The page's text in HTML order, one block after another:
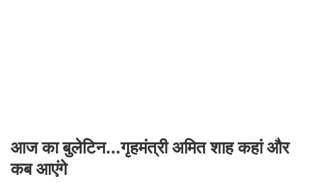
आज का बुलेटिन...गृहमंत्री अमित शाह कहां और
कब आएंगे